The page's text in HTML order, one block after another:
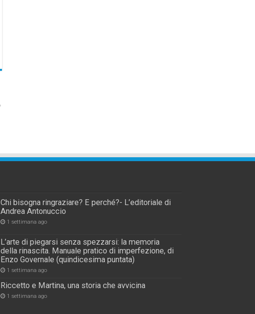
Chi bisogna ringraziare? E perché?- L’editoriale di
Andrea Antonuccio
1 settimana ago
L’arte di piegarsi senza spezzarsi: la memoria
della rinascita. Manuale pratico di imperfezione, di
Enzo Governale (quindicesima puntata)
1 settimana ago
Riccetto e Martina, una storia che avvicina
1 settimana ago